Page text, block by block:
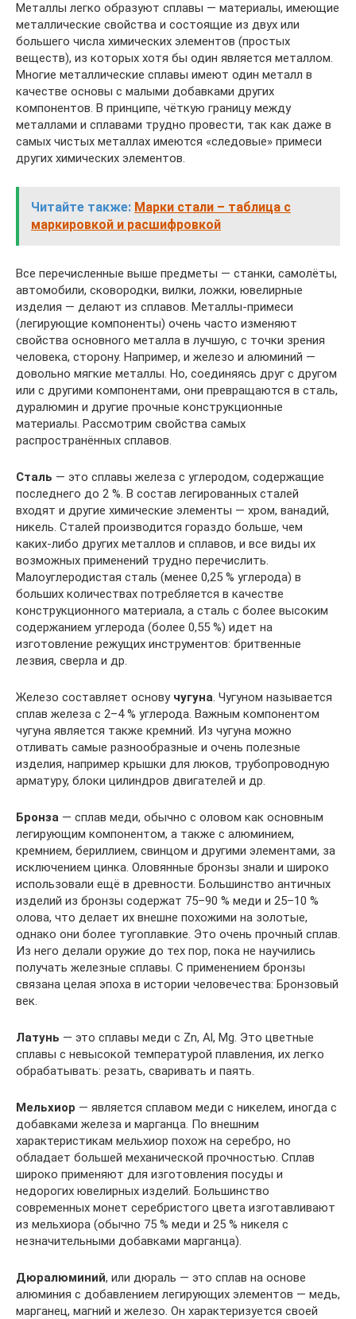
Металлы легко образуют сплавы — материалы, имеющие
металлические свойства и состоящие из двух или
большего числа химических элементов (простых
веществ), из которых хотя бы один является металлом.
Многие металлические сплавы имеют один металл в
качестве основы с малыми добавками других
компонентов. В принципе, чёткую границу между
металлами и сплавами трудно провести, так как даже в
самых чистых металлах имеются «следовые» примеси
других химических элементов.
Читайте также: Марки стали – таблица с
маркировкой и расшифровкой
Все перечисленные выше предметы — станки, самолёты,
автомобили, сковородки, вилки, ложки, ювелирные
изделия — делают из сплавов. Металлы-примеси
(легирующие компоненты) очень часто изменяют
свойства основного металла в лучшую, с точки зрения
человека, сторону. Например, и железо и алюминий —
довольно мягкие металлы. Но, соединяясь друг с другом
или с другими компонентами, они превращаются в сталь,
дуралюмин и другие прочные конструкционные
материалы. Рассмотрим свойства самых
распространённых сплавов.
Сталь — это сплавы железа с углеродом, содержащие
последнего до 2 %. В состав легированных сталей
входят и другие химические элементы — хром, ванадий,
никель. Сталей производится гораздо больше, чем
каких-либо других металлов и сплавов, и все виды их
возможных применений трудно перечислить.
Малоуглеродистая сталь (менее 0,25 % углерода) в
больших количествах потребляется в качестве
конструкционного материала, а сталь с более высоким
содержанием углерода (более 0,55 %) идет на
изготовление режущих инструментов: бритвенные
лезвия, сверла и др.
Железо составляет основу чугуна. Чугуном называется
сплав железа с 2–4 % углерода. Важным компонентом
чугуна является также кремний. Из чугуна можно
отливать самые разнообразные и очень полезные
изделия, например крышки для люков, трубопроводную
арматуру, блоки цилиндров двигателей и др.
Бронза — сплав меди, обычно с оловом как основным
легирующим компонентом, а также с алюминием,
кремнием, бериллием, свинцом и другими элементами, за
исключением цинка. Оловянные бронзы знали и широко
использовали ещё в древности. Большинство античных
изделий из бронзы содержат 75–90 % меди и 25–10 %
олова, что делает их внешне похожими на золотые,
однако они более тугоплавкие. Это очень прочный сплав.
Из него делали оружие до тех пор, пока не научились
получать железные сплавы. С применением бронзы
связана целая эпоха в истории человечества: Бронзовый
век.
Латунь — это сплавы меди с Zn, Al, Mg. Это цветные
сплавы с невысокой температурой плавления, их легко
обрабатывать: резать, сваривать и паять.
Мельхиор — является сплавом меди с никелем, иногда с
добавками железа и марганца. По внешним
характеристикам мельхиор похож на серебро, но
обладает большей механической прочностью. Сплав
широко применяют для изготовления посуды и
недорогих ювелирных изделий. Большинство
современных монет серебристого цвета изготавливают
из мельхиора (обычно 75 % меди и 25 % никеля с
незначительными добавками марганца).
Дюралюминий, или дюраль — это сплав на основе
алюминия с добавлением легирующих элементов — медь,
марганец, магний и железо. Он характеризуется своей